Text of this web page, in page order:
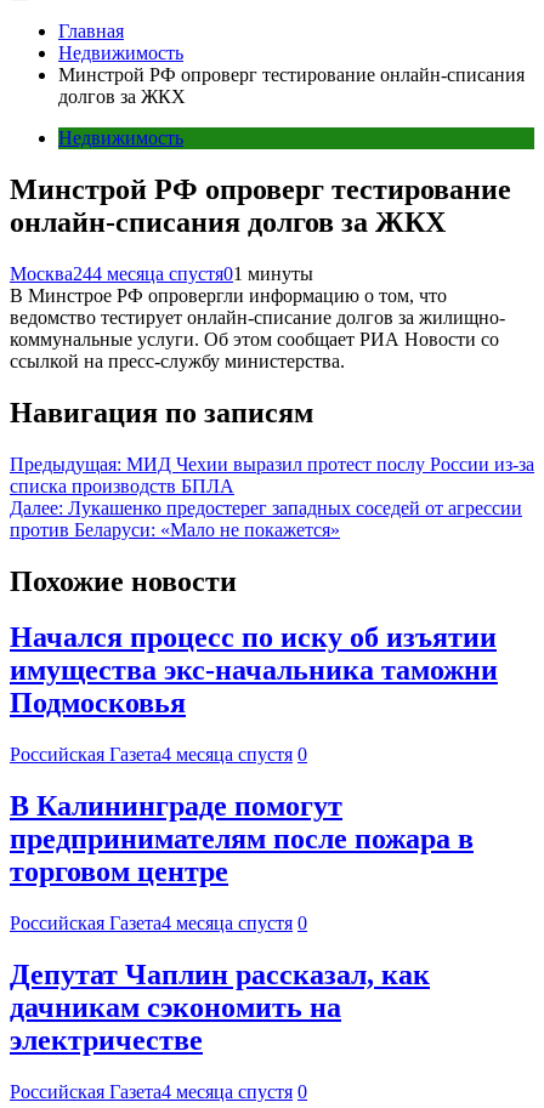
Главная
Недвижимость
Минстрой РФ опроверг тестирование онлайн-списания
долгов за ЖКХ
Недвижимость
Минстрой РФ опроверг тестирование
онлайн-списания долгов за ЖКХ
Москва244 месяца спустя01 минуты
В Минстрое РФ опровергли информацию о том, что
ведомство тестирует онлайн-списание долгов за жилищно-
коммунальные услуги. Об этом сообщает РИА Новости со
ссылкой на пресс-службу министерства.
Навигация по записям
Предыдущая: МИД Чехии выразил протест послу России из-за
списка производств БПЛА
Далее: Лукашенко предостерег западных соседей от агрессии
против Беларуси: «Мало не покажется»
Похожие новости
Начался процесс по иску об изъятии
имущества экс-начальника таможни
Подмосковья
Российская Газета4 месяца спустя 0
В Калининграде помогут
предпринимателям после пожара в
торговом центре
Российская Газета4 месяца спустя 0
Депутат Чаплин рассказал, как
дачникам сэкономить на
электричестве
Российская Газета4 месяца спустя 0